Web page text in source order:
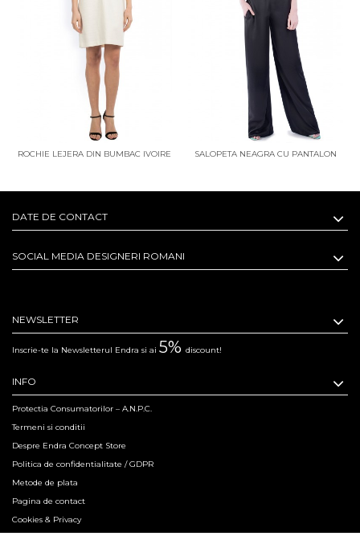
ROCHIE LEJERA DIN BUMBAC IVOIRE
SALOPETA NEAGRA CU PANTALON
DATE DE CONTACT
SOCIAL MEDIA DESIGNERI ROMANI
NEWSLETTER
Inscrie-te la Newsletterul Endra si ai 5% discount!
INFO
Protectia Consumatorilor – A.N.P.C.
Termeni si conditii
Despre Endra Concept Store
Politica de confidentialitate / GDPR
Metode de plata
Pagina de contact
Cookies & Privacy